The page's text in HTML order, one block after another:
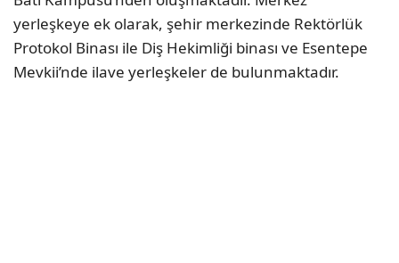
yerleşkeye ek olarak, şehir merkezinde Rektörlük
Protokol Binası ile Diş Hekimliği binası ve Esentepe
Mevkii’nde ilave yerleşkeler de bulunmaktadır.